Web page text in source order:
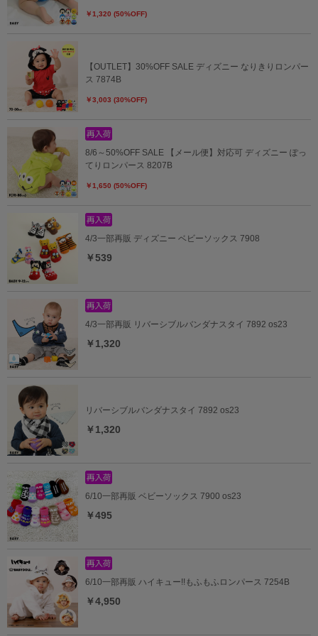
￥1,320 (50%OFF)
【OUTLET】30%OFF SALE ディズニー なりきりロンパー
ス 7874B
￥3,003 (30%OFF)
8/6～50%OFF SALE 【メール便】対応可 ディズニー ぽっ
てりロンパース 8207B
￥1,650 (50%OFF)
4/3一部再販 ディズニー ベビーソックス 7908
￥539
4/3一部再販 リバーシブルバンダナスタイ 7892 os23
￥1,320
リバーシブルバンダナスタイ 7892 os23
￥1,320
6/10一部再販 ベビーソックス 7900 os23
￥495
6/10一部再販 ハイキュー!!もふもふロンパース 7254B
￥4,950